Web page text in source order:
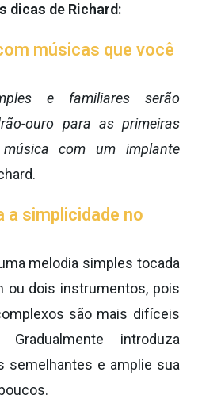
dicas de Richard:
músicas que você
e familiares serão
ouro para as primeiras
com um implante
a simplicidade no
melodia simples tocada
ou dois instrumentos, pois
são mais difíceis
introduza
semelhantes e amplie sua